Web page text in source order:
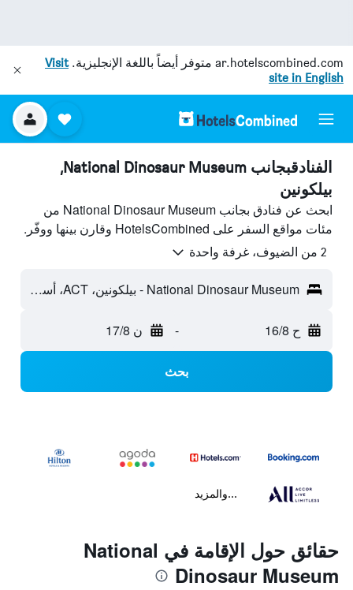
ar.hotelscombined.com متوفر أيضاً باللغة الإنجليزية.Visit
site in English
الفنادقبجانب National Dinosaur Museum,
بيلكونين
ابحث عن فنادق بجانب National Dinosaur Museum من
مئات مواقع السفر على HotelsCombined وقارن بينها ووفّر.
2 من الضيوف، غرفة واحدة
National Dinosaur Museum - بيلكونين، ACT، أستراليا
ح 16/8 - ن 17/8
بحث
...والمزيد
حقائق حول الإقامة في National
Dinosaur Museum